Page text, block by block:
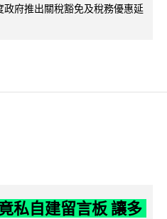
府推出關稅豁免及稅務優惠延
私自建留言板 讓多